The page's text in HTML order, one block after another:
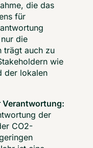
die das
für
die
trägt auch zu
wie
der lokalen
Verantwortung:
der
CO2-